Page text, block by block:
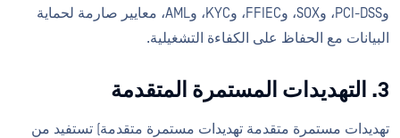
وPCI-DSS، وSOX، وFFIEC، وKYC، وAML، معايير صارمة لحماية
البيانات مع الحفاظ على الكفاءة التشغيلية.
3. التهديدات المستمرة المتقدمة
تهديدات مستمرة متقدمة تهديدات مستمرة متقدمة) تستفيد من